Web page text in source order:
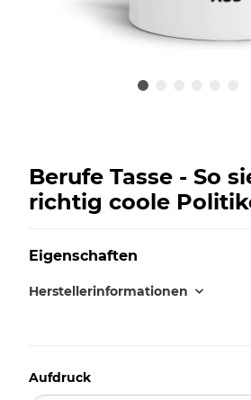
Berufe Tasse - So
richtig coole
Eigenschaften
Herstellerinformationen
Aufdruck